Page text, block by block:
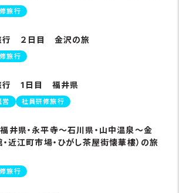
旅行
２日目 金沢の旅
旅行
行 1日目 福井県
営 社員研修旅行
県・永平寺～石川県・山中温泉～金
近江町市場・ひがし茶屋街懐華樓）の旅
旅行